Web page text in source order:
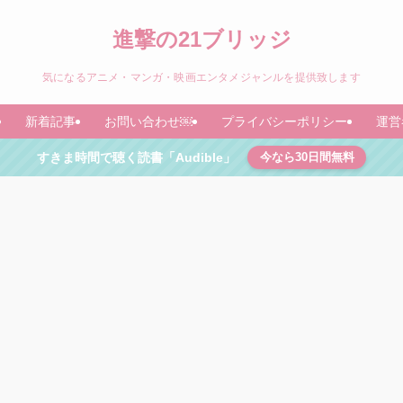
進撃の21ブリッジ
気になるアニメ・マンガ・映画エンタメジャンルを提供致します
新着記事 お問い合わせ￼ プライバシーポリシー 運
すきま時間で聴く読書「Audible」 今なら30日間無料